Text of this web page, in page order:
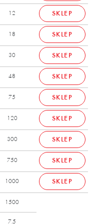
12 SKLEP
18 SKLEP
30 SKLEP
48 SKLEP
75 SKLEP
120 SKLEP
300 SKLEP
750 SKLEP
1000 SKLEP
1500
7.5